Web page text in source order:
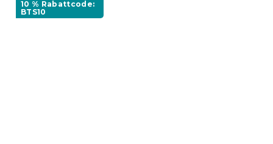
10 % Rabattcode:
BTS10